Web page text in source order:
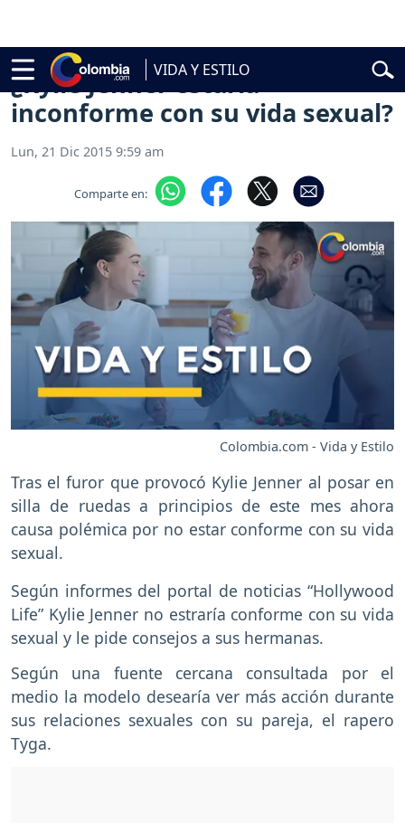
VIDA Y ESTILO
Abelardo de la Espriella
¿Kylie Jenner estaría
inconforme con su vida sexual?
Lun, 21 Dic 2015 9:59 am
Comparte en:
Colombia.com - Vida y Estilo
Tras el furor que provocó Kylie Jenner al posar en
silla de ruedas a principios de este mes ahora
causa polémica por no estar conforme con su vida
sexual.
Según informes del portal de noticias “Hollywood
Life” Kylie Jenner no estraría conforme con su vida
sexual y le pide consejos a sus hermanas.
Según una fuente cercana consultada por el
medio la modelo desearía ver más acción durante
sus relaciones sexuales con su pareja, el rapero
Tyga.